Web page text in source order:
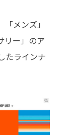
メンズ」
リー」のア
たラインナ